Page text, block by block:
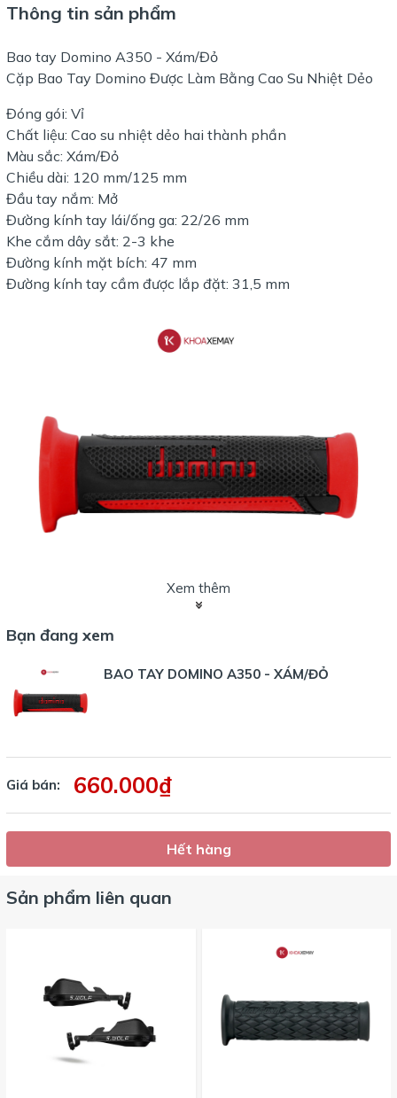
Thông tin sản phẩm
Bao tay Domino A350 - Xám/Đỏ
Cặp Bao Tay Domino Được Làm Bằng Cao Su Nhiệt Dẻo
Đóng gói: Vỉ
Chất liệu: Cao su nhiệt dẻo hai thành phần
Màu sắc: Xám/Đỏ
Chiều dài: 120 mm/125 mm
Đầu tay nắm: Mở
Đường kính tay lái/ống ga: 22/26 mm
Khe cắm dây sắt: 2-3 khe
Đường kính mặt bích: 47 mm
Đường kính tay cầm được lắp đặt: 31,5 mm
Xem thêm
Bạn đang xem
BAO TAY DOMINO A350 - XÁM/ĐỎ
Giá bán: 660.000₫
Hết hàng
Sản phẩm liên quan